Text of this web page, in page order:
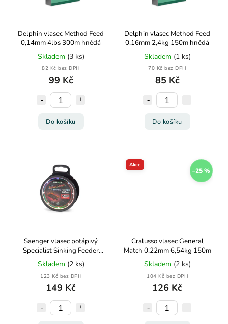
Delphin vlasec Method Feed
0,14mm 4lbs 300m hnědá
Skladem (3 ks)
82 Kč bez DPH
99 Kč
Do košíku
Delphin vlasec Method Feed
0,16mm 2,4kg 150m hnědá
Skladem (1 ks)
70 Kč bez DPH
85 Kč
Do košíku
Saenger vlasec potápivý
Specialist Sinking Feeder
0,18mm 4,1kg 400m
Skladem (2 ks)
123 Kč bez DPH
149 Kč
Akce
–25 %
Cralusso vlasec General
Match 0,22mm 6,54kg 150m
Skladem (2 ks)
104 Kč bez DPH
126 Kč